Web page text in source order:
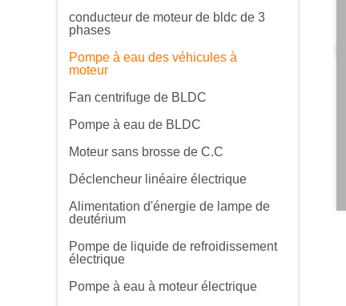
conducteur de moteur de bldc de 3
phases
Pompe à eau des véhicules à
moteur
Fan centrifuge de BLDC
Pompe à eau de BLDC
Moteur sans brosse de C.C
Déclencheur linéaire électrique
Alimentation d'énergie de lampe de
deutérium
Pompe de liquide de refroidissement
électrique
Pompe à eau à moteur électrique